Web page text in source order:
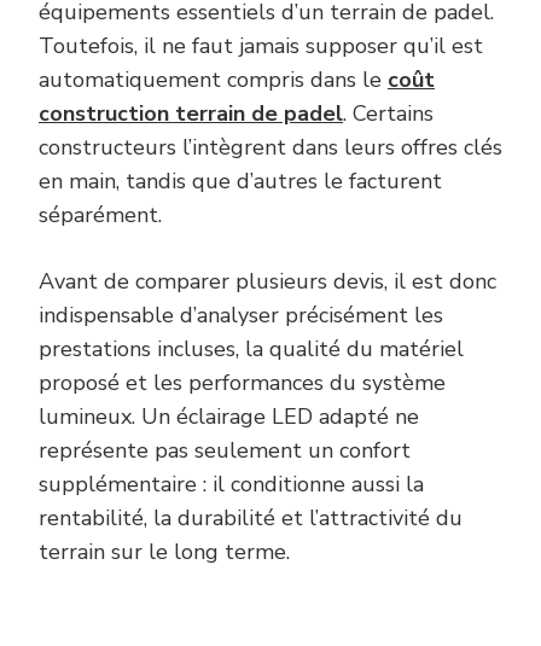
équipements essentiels d’un terrain de padel.
Toutefois, il ne faut jamais supposer qu’il est
automatiquement compris dans le coût
construction terrain de padel. Certains
constructeurs l’intègrent dans leurs offres clés
en main, tandis que d’autres le facturent
séparément.
Avant de comparer plusieurs devis, il est donc
indispensable d’analyser précisément les
prestations incluses, la qualité du matériel
proposé et les performances du système
lumineux. Un éclairage LED adapté ne
représente pas seulement un confort
supplémentaire : il conditionne aussi la
rentabilité, la durabilité et l’attractivité du
terrain sur le long terme.